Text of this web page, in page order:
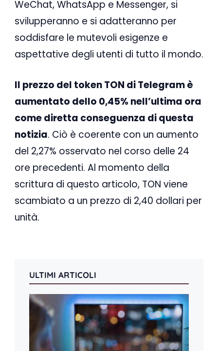
WeChat, WhatsApp e Messenger, si
svilupperanno e si adatteranno per
soddisfare le mutevoli esigenze e
aspettative degli utenti di tutto il mondo.
Il prezzo del token TON di Telegram è
aumentato dello 0,45% nell’ultima ora
come diretta conseguenza di questa
notizia. Ciò è coerente con un aumento
del 2,27% osservato nel corso delle 24
ore precedenti. Al momento della
scrittura di questo articolo, TON viene
scambiato a un prezzo di 2,40 dollari per
unità.
ULTIMI ARTICOLI